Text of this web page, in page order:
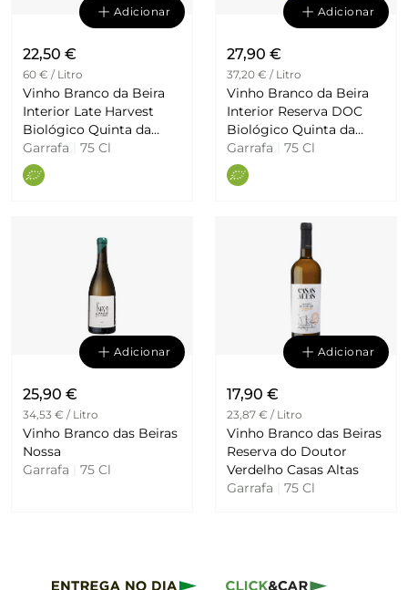
Adicionar
22,50 €
60 € / Litro
Vinho Branco da Beira
Interior Late Harvest
Biológico Quinta da
Biaia
Garrafa 75 Cl
Adicionar
27,90 €
37,20 € / Litro
Vinho Branco da Beira
Interior Reserva DOC
Biológico Quinta da
Biaia
Garrafa 75 Cl
Adicionar
25,90 €
34,53 € / Litro
Vinho Branco das Beiras
Nossa
Garrafa
75 Cl
Adicionar
17,90 €
23,87 € / Litro
Vinho Branco das Beiras
Reserva do Doutor
Verdelho Casas Altas
Garrafa
75 Cl